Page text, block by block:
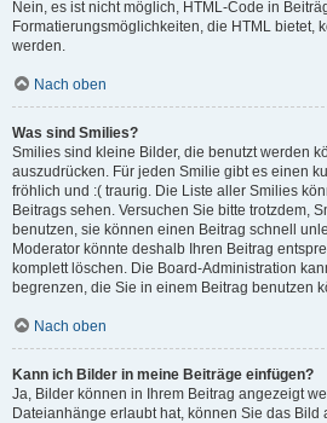
Nein, es ist nicht möglich, HTML-Code in
Formatierungsmöglichkeiten, die HTML bietet,
werden.
Nach oben
Was sind Smilies?
Smilies sind kleine Bilder, die benutzt werden
auszudrücken. Für jeden Smilie gibt es einen
fröhlich und :( traurig. Die Liste aller Smilies
Beitrags sehen. Versuchen Sie bitte trotzdem,
benutzen, sie können einen Beitrag schnell
Moderator könnte deshalb Ihren Beitrag
komplett löschen. Die Board-Administration
begrenzen, die Sie in einem Beitrag benutzen
Nach oben
Kann ich Bilder in meine Beiträge einfügen?
Ja, Bilder können in Ihrem Beitrag angezeigt
Dateianhänge erlaubt hat, können Sie das Bild